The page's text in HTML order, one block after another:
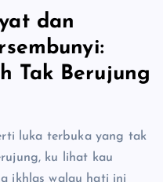
dan
Tak Berujung
luka terbuka yang tak
ku lihat kau
ikhlas walau hati ini